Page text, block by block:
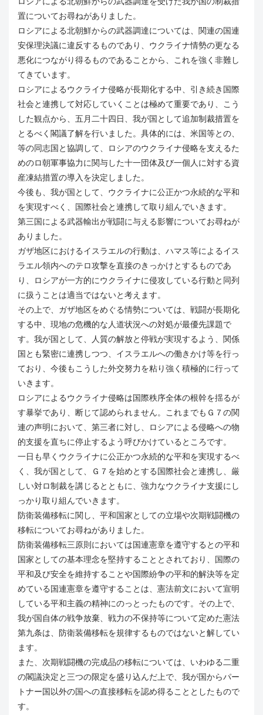
置についてお尋ねがありました。
ロシアによる北朝鮮からの武器調達については、関連の国連
安保理決議に違反するものであり、ウクライナ情勢の更なる
悪化につながり得るものであることから、これを強く非難し
てきています。
ロシアによるウクライナ侵略が長期化する中、引き続き国際
社会と連携して対応していくことは極めて重要であり、こう
した観点から、五月二十四日、我が国として追加制裁措置を
とるべく閣議了解を行いました。具体的には、米国等との、
等の同志国と協調して、ロシアのウクライナ侵略を支えるた
めのロ朝軍事協力に関与した十一団体及び一個人に対する資
産凍結措置の導入を決定しました。
今後も、我が国として、ウクライナに公正かつ永続的な平和
を実現すべく、国際社会と連携して取り組んでいきます。
第三国による武器輸出が戦闘に与える影響についてお尋ねが
ありました。
ガザ地区におけるイスラエルの行動は、ハマス等によるイス
ラエル領内へのテロ攻撃を直接のきっかけとするものであ
り、ロシアが一方的にウクライナに侵攻している行動と同列
に扱うことは適当ではないと考えます。
その上で、ガザ地区をめぐる情勢については、戦闘が長期化
する中、現地の危機的な人道状況への対処が最優先課題で
す。我が国として、人質の解放と停戦が実現するよう、関係
国とも緊密に連携しつつ、イスラエルへの働きかけ等を行っ
ており、今後もこうした外交努力を粘り強く積極的に行って
いきます。
ロシアによるウクライナ侵略は国際秩序全体の根幹を揺るが
す暴挙であり、断じて認められません。これまでもＧ７の関
連の声明において、第三者に対し、ロシアによる侵略への物
的支援を直ちに停止するよう呼びかけているところです。
一日も早くウクライナに公正かつ永続的な平和を実現するべ
く、我が国として、Ｇ７を始めとする国際社会と連携し、厳
しい対ロ制裁を講じるとともに、強力なウクライナ支援にし
っかり取り組んでいきます。
防衛装備移転に関し、平和国家としての立場や次期戦闘機の
移転についてお尋ねがありました。
防衛装備移転三原則においては国連憲章を遵守するとの平和
国家としての基本理念を堅持することとされており、国際の
平和及び安全を維持することや国際紛争の平和的解決等を定
めている国連憲章を遵守することは、憲法前文において宣明
している平和主義の精神にのっとったものです。その上で、
我が国自体の戦争放棄、戦力の不保持等について定めた憲法
第九条は、防衛装備移転を規律するものではないと解してい
ます。
また、次期戦闘機の完成品の移転については、いわゆる二重
の閣議決定と三つの限定を盛り込んだ上で、我が国からパー
トナー国以外の国への直接移転を認め得ることとしたもので
す。